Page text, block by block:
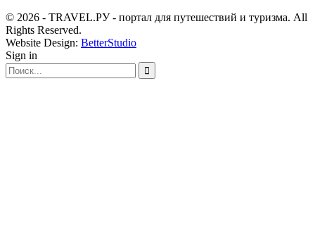
© 2026 - TRAVEL.РУ - портал для путешествий и туризма. All
Rights Reserved.
Website Design: BetterStudio
Sign in